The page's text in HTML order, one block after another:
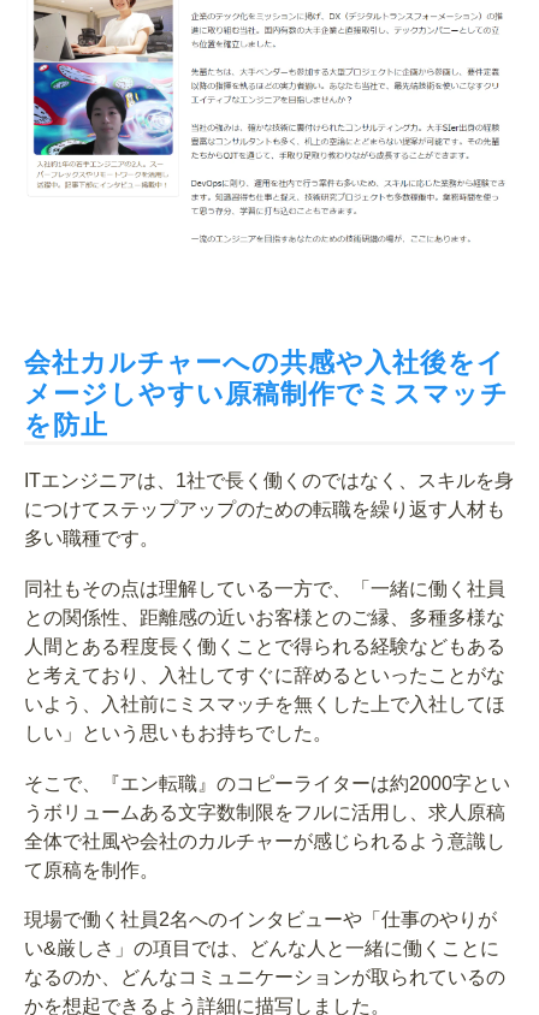
会社カルチャーへの共感や入社後をイ
メージしやすい原稿制作でミスマッチ
を防止
ITエンジニアは、1社で長く働くのではなく、スキルを身
につけてステップアップのための転職を繰り返す人材も
多い職種です。
同社もその点は理解している一方で、「一緒に働く社員
との関係性、距離感の近いお客様とのご縁、多種多様な
人間とある程度長く働くことで得られる経験などもある
と考えており、入社してすぐに辞めるといったことがな
いよう、入社前にミスマッチを無くした上で入社してほ
しい」という思いもお持ちでした。
そこで、『エン転職』のコピーライターは約2000字とい
うボリュームある文字数制限をフルに活用し、求人原稿
全体で社風や会社のカルチャーが感じられるよう意識し
て原稿を制作。
現場で働く社員2名へのインタビューや「仕事のやりが
い&厳しさ」の項目では、どんな人と一緒に働くことに
なるのか、どんなコミュニケーションが取られているの
かを想起できるよう詳細に描写しました。